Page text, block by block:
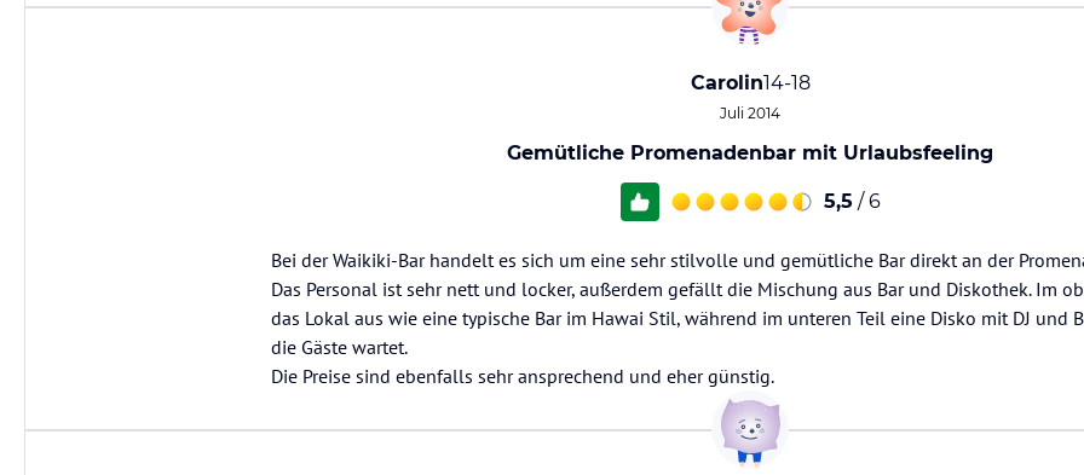
Carolin14-18
Juli 2014
Gemütliche Promenadenbar mit Urlaubsfeeling
5,5 / 6
Bei der Waikiki-Bar handelt es sich um eine sehr stilvolle und gemütliche Bar direkt an der
Das Personal ist sehr nett und locker, außerdem gefällt die Mischung aus Bar und Diskothek. Im
das Lokal aus wie eine typische Bar im Hawai Stil, während im unteren Teil eine Disko mit DJ und
die Gäste wartet.
Die Preise sind ebenfalls sehr ansprechend und eher günstig.